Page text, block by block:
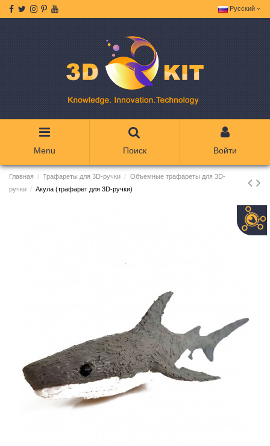
Русский
Menu Поиск Войти
Главная Трафареты для 3D-ручки
Объемные трафареты для 3D-
ручки
Акула (трафарет для 3D-ручки)